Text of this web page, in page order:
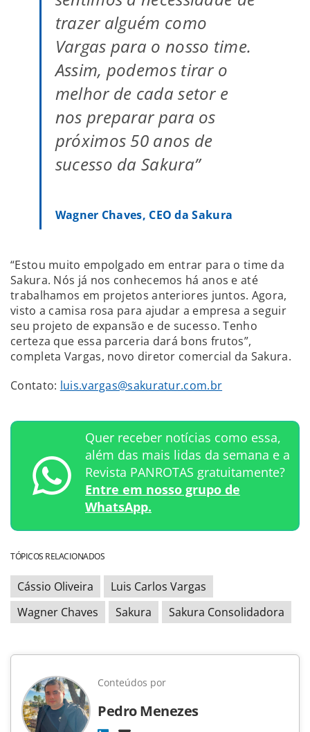
trazer alguém como
Vargas para o nosso time.
Assim, podemos tirar o
melhor de cada setor e
nos preparar para os
próximos 50 anos de
sucesso da Sakura”
Wagner Chaves, CEO da Sakura
“Estou muito empolgado em entrar para o time da
Sakura. Nós já nos conhecemos há anos e até
trabalhamos em projetos anteriores juntos. Agora,
visto a camisa rosa para ajudar a empresa a seguir
seu projeto de expansão e de sucesso. Tenho
certeza que essa parceria dará bons frutos”,
completa Vargas, novo diretor comercial da Sakura.
Contato: luis.vargas@sakuratur.com.br
Quer receber notícias como essa,
além das mais lidas da semana e a
Revista PANROTAS gratuitamente?
Entre em nosso grupo de
WhatsApp.
TÓPICOS RELACIONADOS
Cássio Oliveira
Luis Carlos Vargas
Wagner Chaves
Sakura Sakura Consolidadora
Conteúdos por
Pedro Menezes